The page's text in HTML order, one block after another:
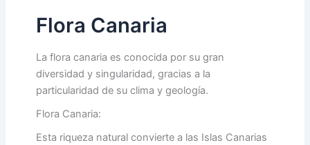
Flora Canaria
La flora canaria es conocida por su gran
diversidad y singularidad, gracias a la
particularidad de su clima y geología.
Flora Canaria:
Esta riqueza natural convierte a las Islas Canarias